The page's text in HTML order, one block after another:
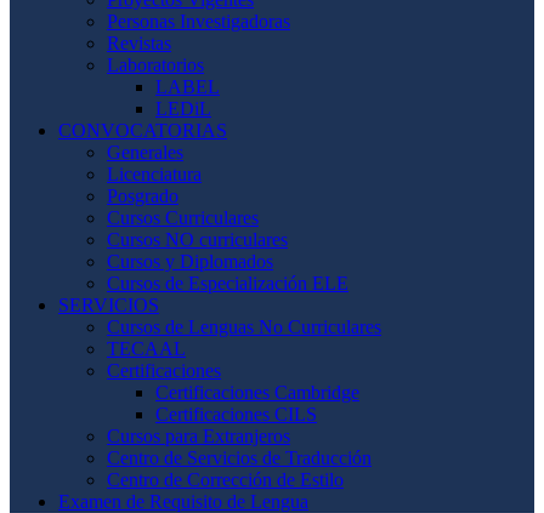
Personas Investigadoras
Revistas
Laboratorios
LABEL
LEDiL
CONVOCATORIAS
Generales
Licenciatura
Posgrado
Cursos Curriculares
Cursos NO curriculares
Cursos y Diplomados
Cursos de Especialización ELE
SERVICIOS
Cursos de Lenguas No Curriculares
TECAAL
Certificaciones
Certificaciones Cambridge
Certificaciones CILS
Cursos para Extranjeros
Centro de Servicios de Traducción
Centro de Corrección de Estilo
Examen de Requisito de Lengua